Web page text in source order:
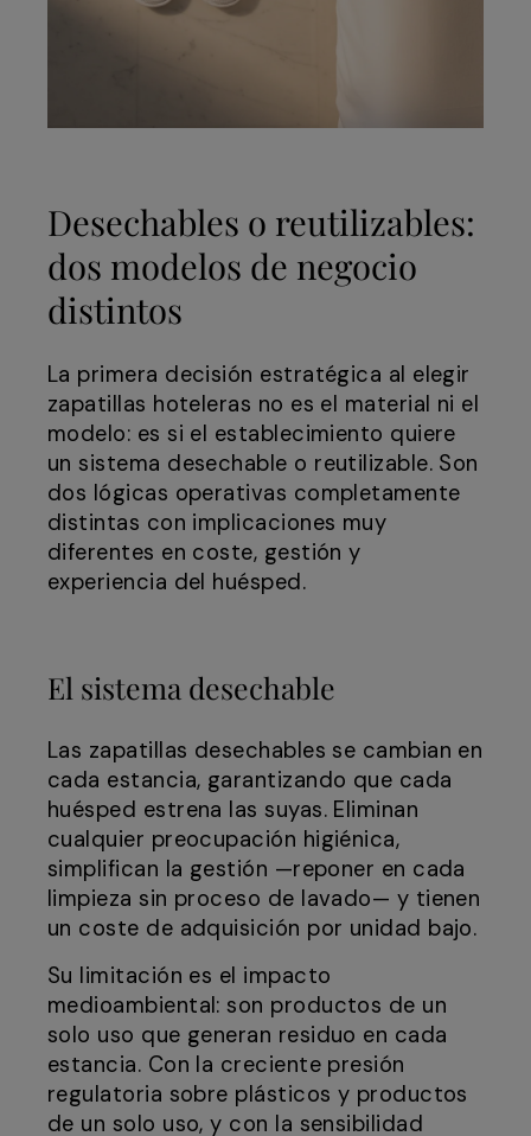
Desechables o reutilizables:
dos modelos de negocio
distintos
La primera decisión estratégica al elegir
zapatillas hoteleras no es el material ni el
modelo: es si el establecimiento quiere
un sistema desechable o reutilizable. Son
dos lógicas operativas completamente
distintas con implicaciones muy
diferentes en coste, gestión y
experiencia del huésped.
El sistema desechable
Las zapatillas desechables se cambian en
cada estancia, garantizando que cada
huésped estrena las suyas. Eliminan
cualquier preocupación higiénica,
simplifican la gestión —reponer en cada
limpieza sin proceso de lavado— y tienen
un coste de adquisición por unidad bajo.
Su limitación es el impacto
medioambiental: son productos de un
solo uso que generan residuo en cada
estancia. Con la creciente presión
regulatoria sobre plásticos y productos
de un solo uso, y con la sensibilidad